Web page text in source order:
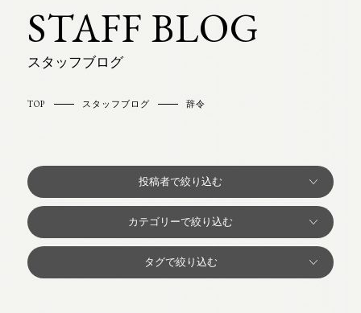
STAFF BLOG
スタッフブログ
TOP スタッフブログ 辞令